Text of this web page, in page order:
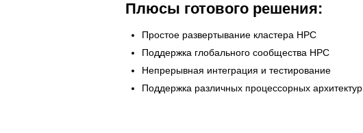
Плюсы готового решения:
Простое развертывание кластера HPC
Поддержка глобального сообщества HPC
Непрерывная интеграция и тестирование
Поддержка различных процессорных архитектур